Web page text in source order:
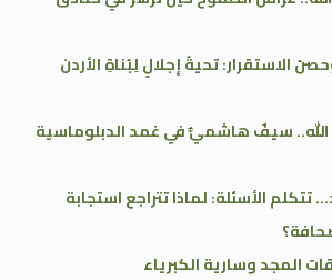
الاستقرار: تحيةُ إجلالٍ لِبُناةِ الأردن
الله.. سيفٌ هاشميٌّ في غمد الدبلوماسية
الأسئلة: لماذا تتراجع استجابة
المجد وسارية الكبرياء